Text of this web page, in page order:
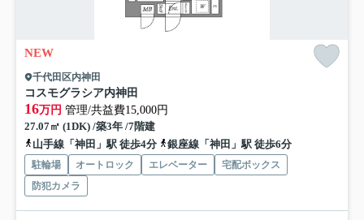
NEW
千代田区内神田
コスモグラシア内神田
16万円 管理/共益費15,000円
27.07㎡ (1DK) /築3年 /7階建
山手線「神田」駅 徒歩4分
銀座線「神田」駅 徒歩6分
駐輪場 オートロック エレベーター
宅配ボックス
防犯カメラ